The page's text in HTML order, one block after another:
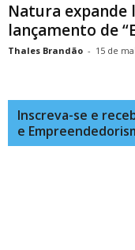
Natura expande
lançamento de
Thales Brandão - 15 de
Inscreva-se e
e